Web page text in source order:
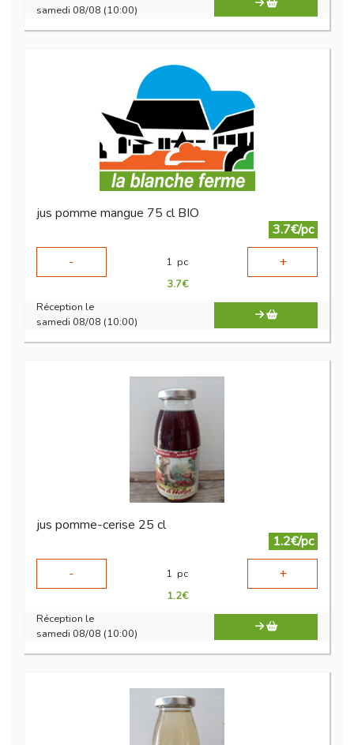
samedi 08/08 (10:00)
jus pomme mangue 75 cl BIO
3.7€/pc
-
1 pc +
3.7€
Réception le
samedi 08/08 (10:00)
jus pomme-cerise 25 cl
1.2€/pc
-
1 pc +
1.2€
Réception le
samedi 08/08 (10:00)